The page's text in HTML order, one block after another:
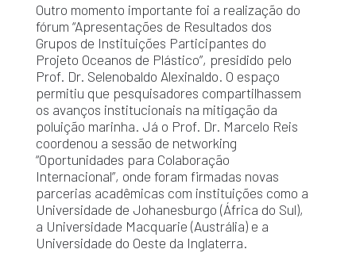
Outro momento importante foi a realização do
fórum “Apresentações de Resultados dos
Grupos de Instituições Participantes do
Projeto Oceanos de Plástico”, presidido pelo
Prof. Dr. Selenobaldo Alexinaldo. O espaço
permitiu que pesquisadores compartilhassem
os avanços institucionais na mitigação da
poluição marinha. Já o Prof. Dr. Marcelo Reis
coordenou a sessão de networking
“Oportunidades para Colaboração
Internacional”, onde foram firmadas novas
parcerias acadêmicas com instituições como a
Universidade de Johanesburgo (África do Sul),
a Universidade Macquarie (Austrália) e a
Universidade do Oeste da Inglaterra.